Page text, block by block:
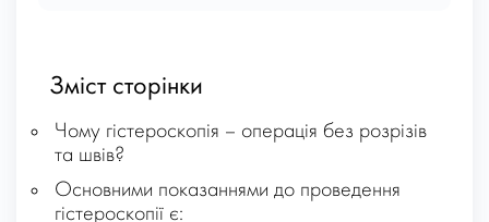
Зміст сторінки
Чому гістероскопія – операція без розрізів
та швів?
Основними показаннями до проведення
гістероскопії є: